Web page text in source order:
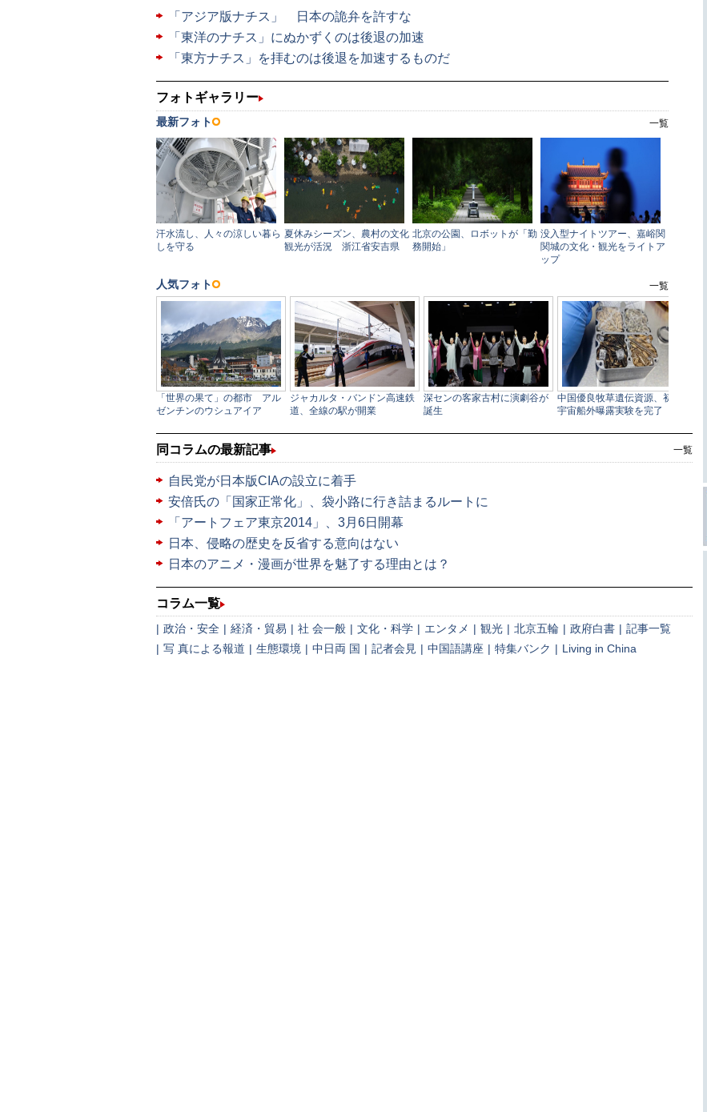
「アジア版ナチス」 日本の詭弁を許すな
「東洋のナチス」にぬかずくのは後退の加速
「東方ナチス」を拝むのは後退を加速するものだ
一覧
同コラムの最新記事
自民党が日本版CIAの設立に着手
安倍氏の「国家正常化」、袋小路に行き詰まるルートに
「アートフェア東京2014」、3月6日開幕
日本、侵略の歴史を反省する意向はない
日本のアニメ・漫画が世界を魅了する理由とは？
コラム一覧
| 政治・安全 | 経済・貿易 | 社 会一般 | 文化・科学 | エンタメ | 観光 | 北京五輪 | 政府白書 | 記事一覧
| 写 真による報道 | 生態環境 | 中日両 国 | 記者会見 | 中国語講座 | 特集バンク | Living in China